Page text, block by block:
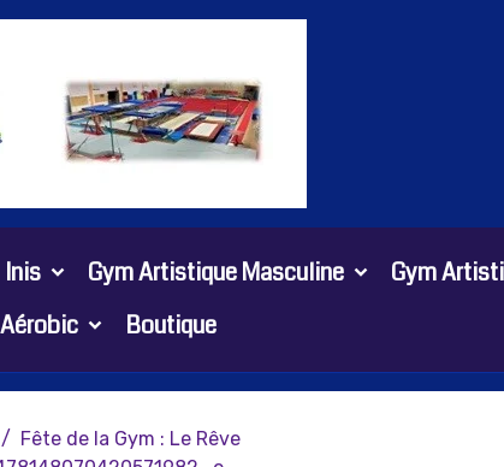
Inis Gym Artistique Masculine
Gym
Aérobic Boutique
Fête de la Gym : Le Rêve